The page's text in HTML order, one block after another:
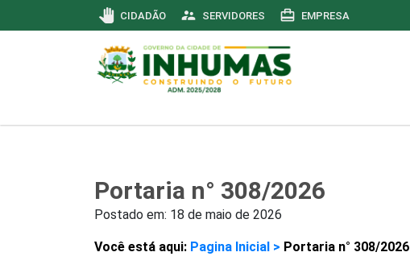
pan_tool CIDADÃO supervisor_account SERVIDORES card_travel EMPRESA
Portaria n° 308/2026
Postado em: 18 de maio de 2026
Você está aqui: Pagina Inicial > Portaria n° 308/2026